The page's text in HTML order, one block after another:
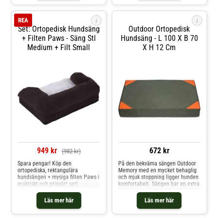
efter hundens kropp och återgår
alltid till sin ursprungliga form,
vilket ger jämn tryckfördelning.
ledproblem. Tack vare den plana
ryggraden ordentligt
perfekt till din hunds kroppsform
i
Set: Ortopedisk Hundsäng
+ Filten Paws - Säng Stl
Medium + Filt Small
REA
949 kr (982 kr)
Läs mer här
Spara pengar! Köp den
ortopediska, rektangulära
hundsängen + mysiga filten Paws i
praktiskt och prisvärt set!
i
Outdoor Ortopedisk
Hundsäng - L 100 X B 70
X H 12 Cm
672 kr
Läs mer här
På den bekväma sängen Outdoor
Memory med en mycket behaglig
och mjuk stoppning ligger hunden
komfortabelt. Sängen har en extra
(viscofoam) som är viscoelastiskt
och anpassar sig ortopedisk efter
kroppens form. Hunden kan sova